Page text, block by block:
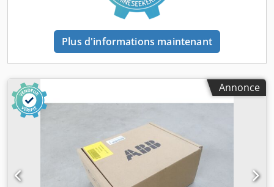
Dwedpfx Aeznd Skjm Rja Le transport et le démontage
peuvent être effectués par nos soins. Cette grande cellule
robotisée est adaptée aux cadences élevées et aux
produits de grande taille. Pour toute question ou
remarque, n’hésitez pas à nous contacter. Cordialement,
Plus d'informations maintenant
Annonce